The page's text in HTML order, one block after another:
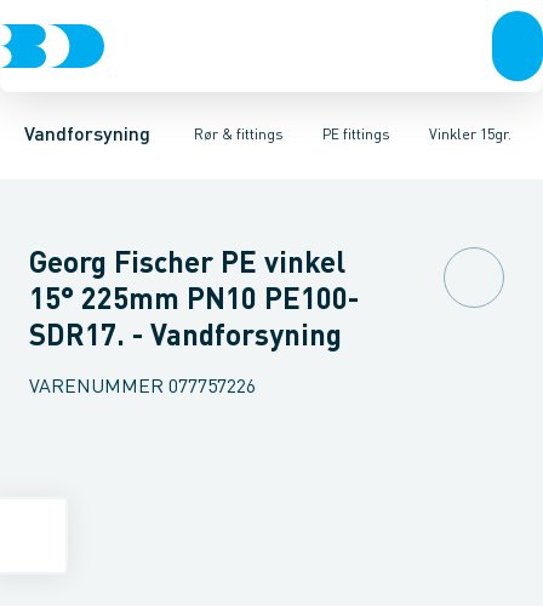
Vandforsyning Rør & fittings
Rør & fittingsKoblinger & anboringerMuffer, klemmer &
PE fittings
PE rørPE EL fittingsPE fittings Duktiljern fittingsVinkler 15gr.
Vinkler 90gr.Vinkler 60gr.Vinkler 45gr.Vinkler 30gr.Vinkler
Georg Fischer PE vinkel
15° 225mm PN10 PE100-
SDR17. - Vandforsyning
VARENUMMER 077757226